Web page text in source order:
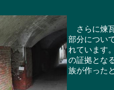
さらに煉
部分につい
れています
の証拠とな
族が作った